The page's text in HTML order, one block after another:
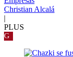
Christian Alcalá
|
PLUS
G